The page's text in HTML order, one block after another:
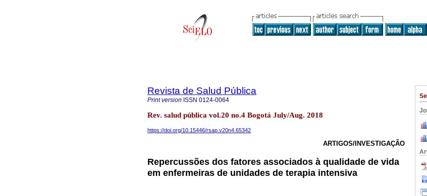
Revista de Salud Pública
Print version ISSN 0124-0064
Rev. salud pública vol.20 no.4 Bogotá July/Aug. 2018
https://doi.org/10.15446/rsap.v20n4.65342
ARTIGOS/INVESTIGAÇÃO
Repercussões dos fatores associados à qualidade de vida
em enfermeiras de unidades de terapia intensiva